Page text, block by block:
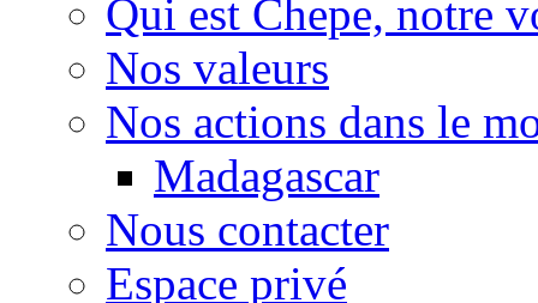
Qui est Chepe, notre
Nos valeurs
Nos actions dans le
Madagascar
Nous contacter
Espace privé